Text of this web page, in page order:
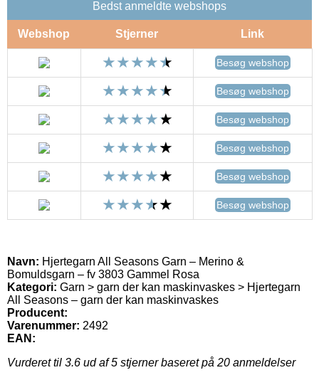
Bedst anmeldte webshops
Webshop Stjerner Link
Besøg webshop
Besøg webshop
Besøg webshop
Besøg webshop
Besøg webshop
Besøg webshop
Navn: Hjertegarn All Seasons Garn – Merino &
Bomuldsgarn – fv 3803 Gammel Rosa
Kategori: Garn > garn der kan maskinvaskes > Hjertegarn
All Seasons – garn der kan maskinvaskes
Producent:
Varenummer: 2492
EAN:
Vurderet til 3.6 ud af 5 stjerner baseret på 20 anmeldelser